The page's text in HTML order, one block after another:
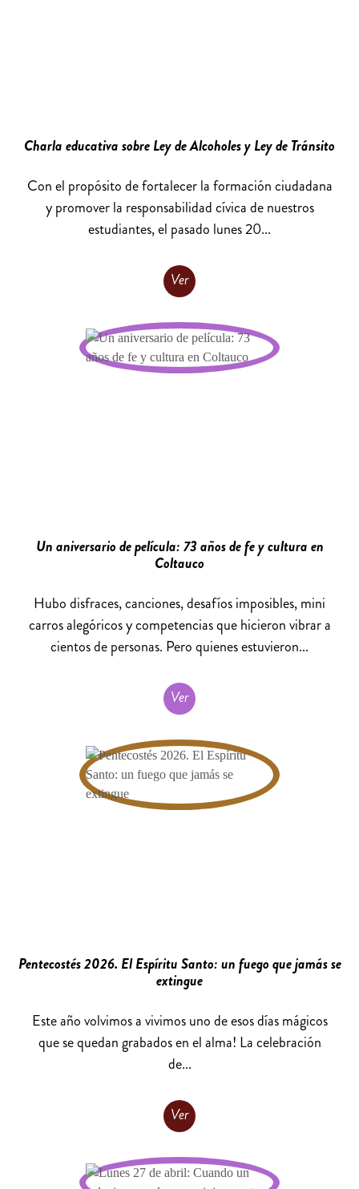
Charla educativa sobre Ley de Alcoholes y Ley de Tránsito
Con el propósito de fortalecer la formación ciudadana
y promover la responsabilidad cívica de nuestros
estudiantes, el pasado lunes 20...
Ver
Un aniversario de película: 73 años de fe y cultura en
Coltauco
Hubo disfraces, canciones, desafíos imposibles, mini
carros alegóricos y competencias que hicieron vibrar a
cientos de personas. Pero quienes estuvieron...
Ver
Pentecostés 2026. El Espíritu Santo: un fuego que jamás se
extingue
Este año volvimos a vivimos uno de esos días mágicos
que se quedan grabados en el alma! La celebración
de...
Ver